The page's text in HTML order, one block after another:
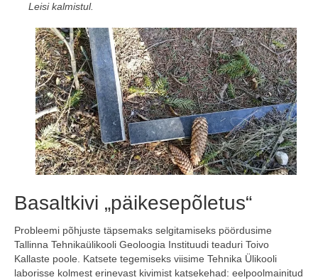
Leisi kalmistul.
Basaltkivi „päikesepõletus“
Probleemi põhjuste täpsemaks selgitamiseks pöördusime
Tallinna Tehnikaülikooli Geoloogia Instituudi teaduri Toivo
Kallaste poole. Katsete tegemiseks viisime Tehnika Ülikooli
laborisse kolmest erinevast kivimist katsekehad: eelpoolmainitud